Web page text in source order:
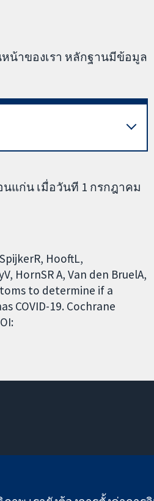
น้าของเรา หลักฐานมีข้อมูล
แก่น เมื่อวันที 1 กรกฎาคม
HooftL,
HornSR A, Van den BruelA,
to determine if a
COVID-19. Cochrane